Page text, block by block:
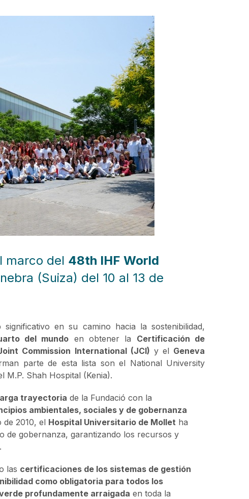
marco del 48th IHF World
(Suiza) del 10 al 13 de
en su camino hacia la sostenibilidad,
del mundo en obtener la Certificación de
Commission International (JCI) y el Geneva
parte de esta lista son el National University
M.P. Shah Hospital (Kenia).
trayectoria de la Fundació con la
ambientales, sociales y de gobernanza
2010, el Hospital Universitario de Mollet ha
de gobernanza, garantizando los recursos y
las certificaciones de los sistemas de gestión
como obligatoria para todos los
profundamente arraigada en toda la